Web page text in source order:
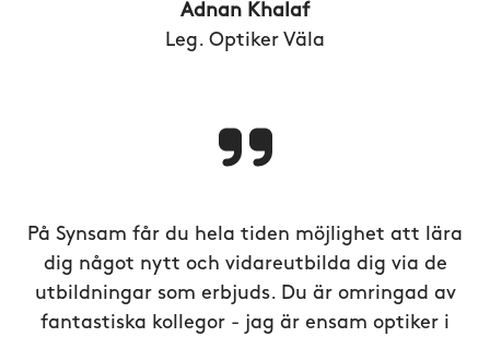
Adnan Khalaf
Leg. Optiker Väla
På Synsam får du hela tiden möjlighet att lära
dig något nytt och vidareutbilda dig via de
utbildningar som erbjuds. Du är omringad av
fantastiska kollegor - jag är ensam optiker i